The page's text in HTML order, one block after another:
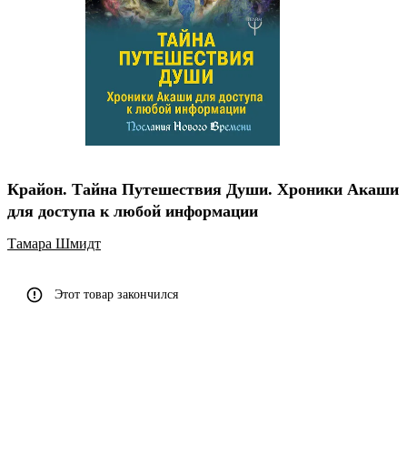
Крайон. Тайна Путешествия Души. Хроники Акаши
для доступа к любой информации
Тамара Шмидт
Этот товар закончился